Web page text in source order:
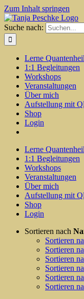
Zum Inhalt springen
Suche nach:
Lerne
1:1 Begleitungen
Workshops
Veranstaltungen
Über mich
Aufstellung mit
Shop
Login
Lerne
1:1 Begleitungen
Workshops
Veranstaltungen
Über mich
Aufstellung mit
Shop
Login
Sortieren nach
Sortieren
Sortieren
Sortieren
Sortieren
Sortieren
Sortieren